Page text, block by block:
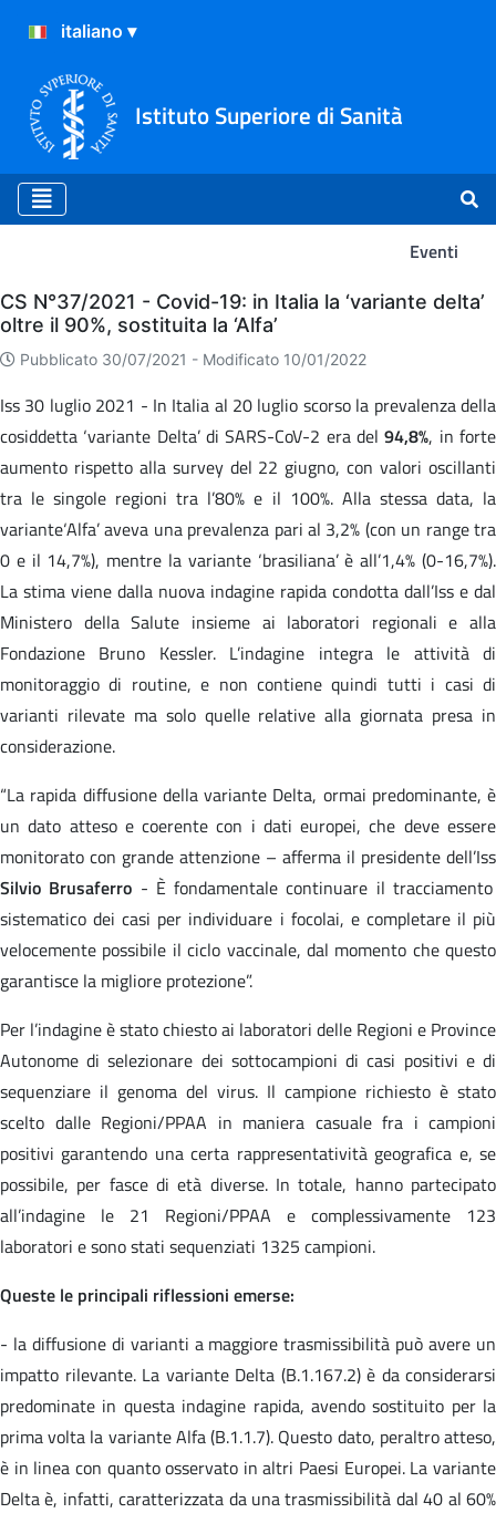
Istituto Superiore di Sanità
Eventi
Eventi
CS N°37/2021 - Covid-19: in Italia la ‘variante delta’
oltre il 90%, sostituita la ‘Alfa’
Pubblicato 30/07/2021 - Modificato 10/01/2022
Iss 30 luglio 2021 - In Italia al 20 luglio scorso la prevalenza della
cosiddetta ‘variante Delta’ di SARS-CoV-2 era del94,8%, in forte
aumento rispetto alla survey del 22 giugno, con valori oscillanti
tra le singole regioni tra l’80% e il 100%. Alla stessa data, la
variante‘Alfa’ aveva una prevalenza pari al 3,2% (con un range tra
0 e il 14,7%), mentre la variante ‘brasiliana’ è all’1,4% (0-16,7%).
La stima viene dalla nuova indagine rapida condotta dall’Iss e dal
Ministero della Salute insieme ai laboratori regionali e alla
Fondazione Bruno Kessler. L’indagine integra le attività di
monitoraggio di routine, e non contiene quindi tutti i casi di
varianti rilevate ma solo quelle relative alla giornata presa in
considerazione.
“La rapida diffusione della variante Delta, ormai predominante, è
un dato atteso e coerente con i dati europei, che deve essere
monitorato con grande attenzione – afferma il presidente dell’Iss
Silvio Brusaferro - È fondamentale continuare il tracciamento
sistematico dei casi per individuare i focolai, e completare il più
velocemente possibile il ciclo vaccinale, dal momento che questo
garantisce la migliore protezione”.
Per l’indagine è stato chiesto ai laboratori delle Regioni e Province
Autonome di selezionare dei sottocampioni di casi positivi e di
sequenziare il genoma del virus. Il campione richiesto è stato
scelto dalle Regioni/PPAA in maniera casuale fra i campioni
positivi garantendo una certa rappresentatività geografica e, se
possibile, per fasce di età diverse. In totale, hanno partecipato
all’indagine le 21 Regioni/PPAA e complessivamente 123
laboratori e sono stati sequenziati 1325 campioni.
Queste le principali riflessioni emerse:
- la diffusione di varianti a maggiore trasmissibilità può avere un
impatto rilevante. La variante Delta (B.1.167.2) è da considerarsi
predominate in questa indagine rapida, avendo sostituito per la
prima volta la variante Alfa (B.1.1.7). Questo dato, peraltro atteso,
è in linea con quanto osservato in altri Paesi Europei. La variante
Delta è, infatti, caratterizzata da una trasmissibilità dal 40 al 60%